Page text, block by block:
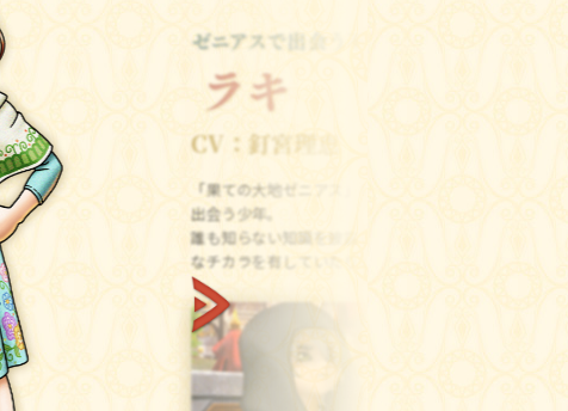
CV：釘宮理恵
「果ての大地ゼニアス」を旅する途中で
出会う少年。
誰も知らない知識を披露したり、不思議
なチカラを有していたりと、謎が多い。